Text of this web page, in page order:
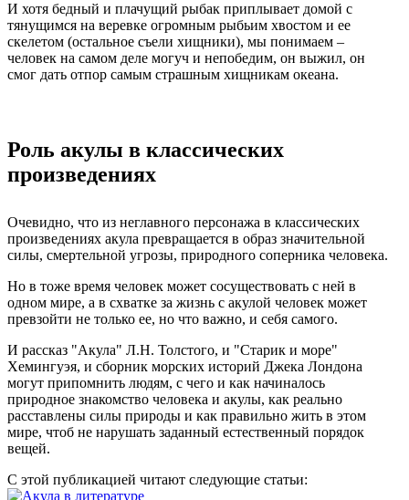
И хотя бедный и плачущий рыбак приплывает домой с
тянущимся на веревке огромным рыбьим хвостом и ее
скелетом (остальное съели хищники), мы понимаем –
человек на самом деле могуч и непобедим, он выжил, он
смог дать отпор самым страшным хищникам океана.
Роль акулы в классических
произведениях
Очевидно, что из неглавного персонажа в классических
произведениях акула превращается в образ значительной
силы, смертельной угрозы, природного соперника человека.
Но в тоже время человек может сосуществовать с ней в
одном мире, а в схватке за жизнь с акулой человек может
превзойти не только ее, но что важно, и себя самого.
И рассказ "Акула" Л.Н. Толстого, и "Старик и море"
Хемингуэя, и сборник морских историй Джека Лондона
могут припомнить людям, с чего и как начиналось
природное знакомство человека и акулы, как реально
расставлены силы природы и как правильно жить в этом
мире, чтоб не нарушать заданный естественный порядок
вещей.
С этой публикацией читают следующие статьи: